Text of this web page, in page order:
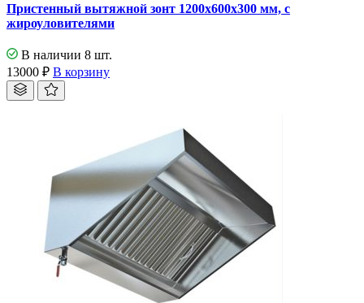
Пристенный вытяжной зонт 1200х600х300 мм, с
жироуловителями
В наличии 8 шт.
13000 ₽ В корзину